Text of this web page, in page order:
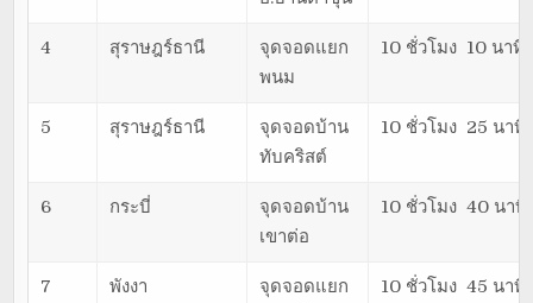
4 สุราษฎร์ธานี
จุดจอดแยก
พนม
10 ชั่วโมง 10 นาที
5 สุราษฎร์ธานี
จุดจอดบ้าน
ทับคริสต์
10 ชั่วโมง 25 นาที
6 กระบี่
จุดจอดบ้าน
เขาต่อ
10 ชั่วโมง 40 นาที
7 พังงา
จุดจอดแยก
10 ชั่วโมง 45 นาที